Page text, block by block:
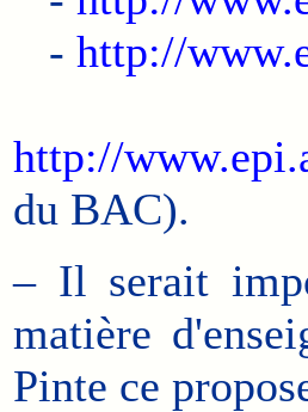
- http://
http://
du BAC).
– Il serait
matière
Pinte ce